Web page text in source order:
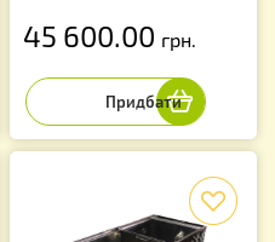
45 600.00 грн.